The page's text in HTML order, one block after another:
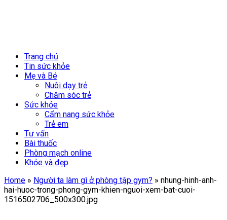
Trang chủ
Tin sức khỏe
Mẹ và Bé
Nuôi dạy trẻ
Chăm sóc trẻ
Sức khỏe
Cẩm nang sức khỏe
Trẻ em
Tư vấn
Bài thuốc
Phòng mạch online
Khỏe và đẹp
Home » Người ta làm gì ở phòng tập gym? » nhung-hinh-anh-
hai-huoc-trong-phong-gym-khien-nguoi-xem-bat-cuoi-
1516502706_500x300.jpg